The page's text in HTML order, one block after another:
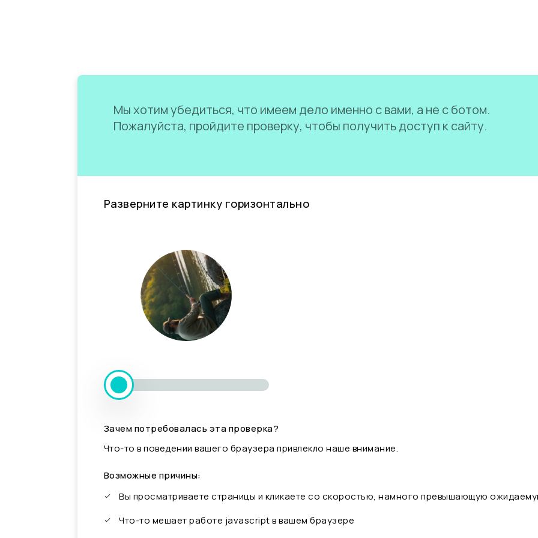
Мы хотим убедиться, что имеем дело именно с вами, а не с ботом.
Пожалуйста, пройдите проверку, чтобы получить доступ к сайту.
Разверните картинку горизонтально
Зачем потребовалась эта проверка?
Что-то в поведении вашего браузера привлекло наше внимание.
Возможные причины:
Вы просматриваете страницы и кликаете со скоростью, намного превышающую
Что-то мешает работе javascript в вашем браузере